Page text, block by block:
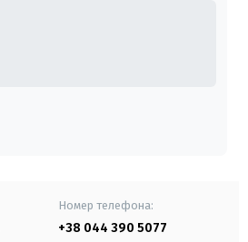
Номер телефона:
+38 044 390 5077